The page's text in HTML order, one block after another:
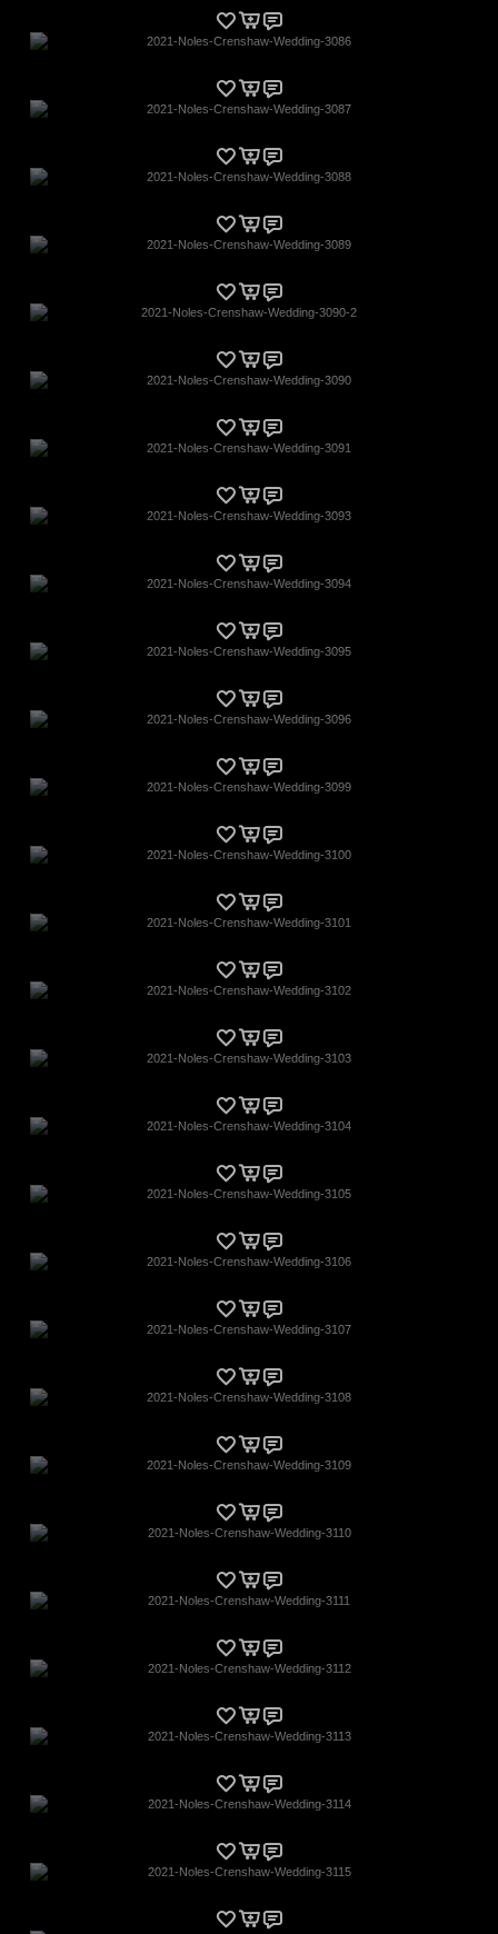
2021-Noles-Crenshaw-Wedding-3086
2021-Noles-Crenshaw-Wedding-3087
2021-Noles-Crenshaw-Wedding-3088
2021-Noles-Crenshaw-Wedding-3089
2021-Noles-Crenshaw-Wedding-3090-2
2021-Noles-Crenshaw-Wedding-3090
2021-Noles-Crenshaw-Wedding-3091
2021-Noles-Crenshaw-Wedding-3093
2021-Noles-Crenshaw-Wedding-3094
2021-Noles-Crenshaw-Wedding-3095
2021-Noles-Crenshaw-Wedding-3096
2021-Noles-Crenshaw-Wedding-3099
2021-Noles-Crenshaw-Wedding-3100
2021-Noles-Crenshaw-Wedding-3101
2021-Noles-Crenshaw-Wedding-3102
2021-Noles-Crenshaw-Wedding-3103
2021-Noles-Crenshaw-Wedding-3104
2021-Noles-Crenshaw-Wedding-3105
2021-Noles-Crenshaw-Wedding-3106
2021-Noles-Crenshaw-Wedding-3107
2021-Noles-Crenshaw-Wedding-3108
2021-Noles-Crenshaw-Wedding-3109
2021-Noles-Crenshaw-Wedding-3110
2021-Noles-Crenshaw-Wedding-3111
2021-Noles-Crenshaw-Wedding-3112
2021-Noles-Crenshaw-Wedding-3113
2021-Noles-Crenshaw-Wedding-3114
2021-Noles-Crenshaw-Wedding-3115